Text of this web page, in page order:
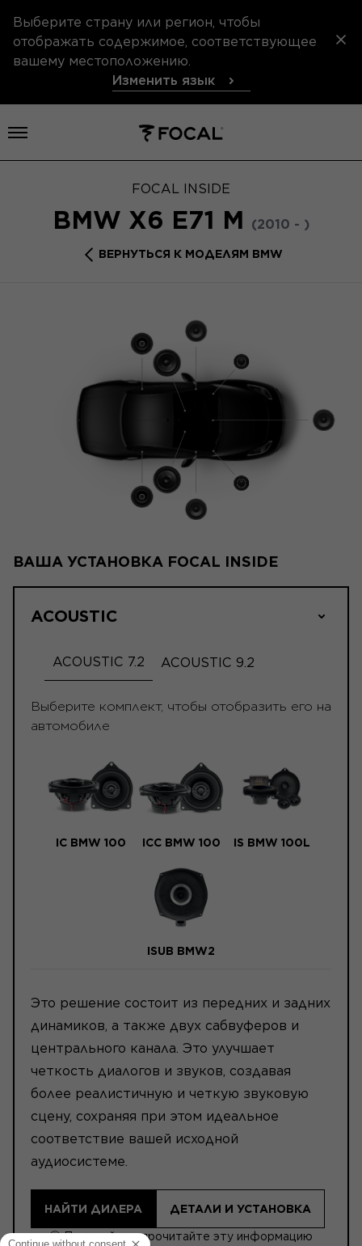
Выберите страну или регион, чтобы
отображать содержимое, соответствующее
вашему местоположению.
Изменить язык
Открыть меню
FOCAL INSIDE
BMW X6 E71 M (2010 - )
ВЕРНУТЬСЯ К МОДЕЛЯМ BMW
ВАША УСТАНОВКА FOCAL INSIDE
ACOUSTIC
ACOUSTIC 7.2 ACOUSTIC 9.2
Выберите комплект, чтобы отобразить его на
автомобиле
IC BMW 100 ICC BMW 100 IS BMW 100L
ISUB BMW2
Это решение состоит из передних и задних
динамиков, а также двух сабвуферов и
центрального канала. Это улучшает
четкость диалогов и звуков, создавая
более реалистичную и четкую звуковую
сцену, сохраняя при этом идеальное
соответствие вашей исходной
аудиосистеме.
НАЙТИ ДИЛЕРА ДЕТАЛИ И УСТАНОВКА
ⓘ Пожалуйста, прочитайте эту информацию